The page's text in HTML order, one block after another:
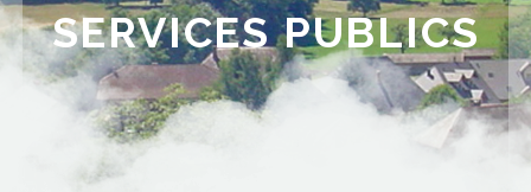
SERVICES PUBLICS